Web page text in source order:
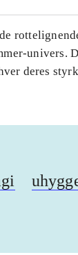
univers.
deres